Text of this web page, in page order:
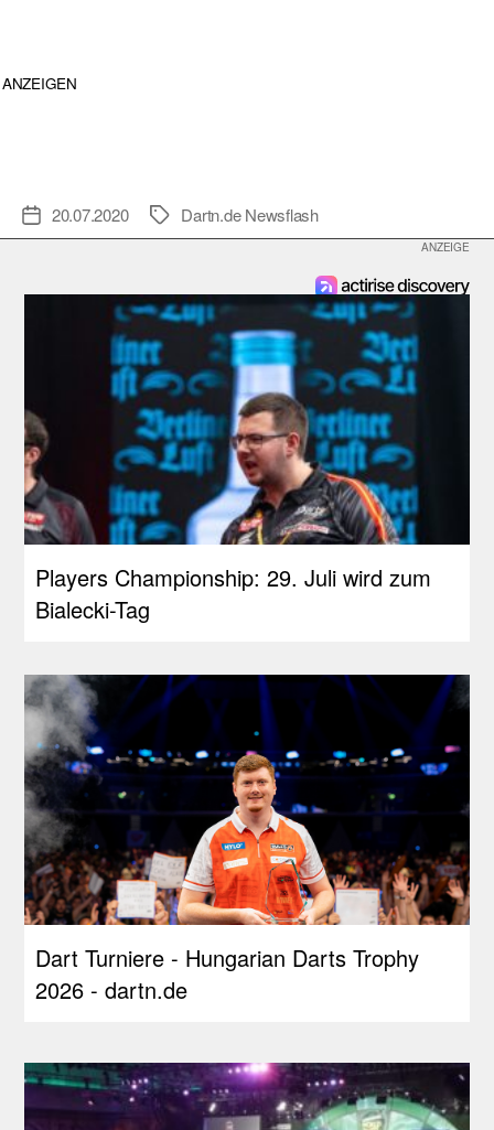
ANZEIGEN
Veröffentlichungsdatum
20.07.2020 Schlagwörter
Dartn.de Newsflash
Players Championship: 29. Juli wird zum
Bialecki-Tag
Dart Turniere - Hungarian Darts Trophy
2026 - dartn.de